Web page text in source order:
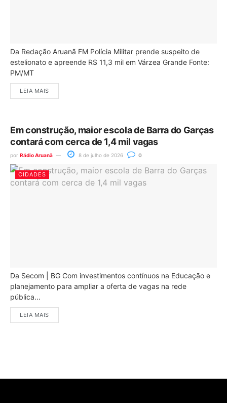
Da Redação Aruanã FM Polícia Militar prende suspeito de
estelionato e apreende R$ 11,3 mil em Várzea Grande Fonte:
PM/MT
LEIA MAIS
Em construção, maior escola de Barra do Garças
contará com cerca de 1,4 mil vagas
por Rádio Aruanã 8 de julho de 2026 0
CIDADES
Da Secom | BG Com investimentos contínuos na Educação e
planejamento para ampliar a oferta de vagas na rede
pública...
LEIA MAIS